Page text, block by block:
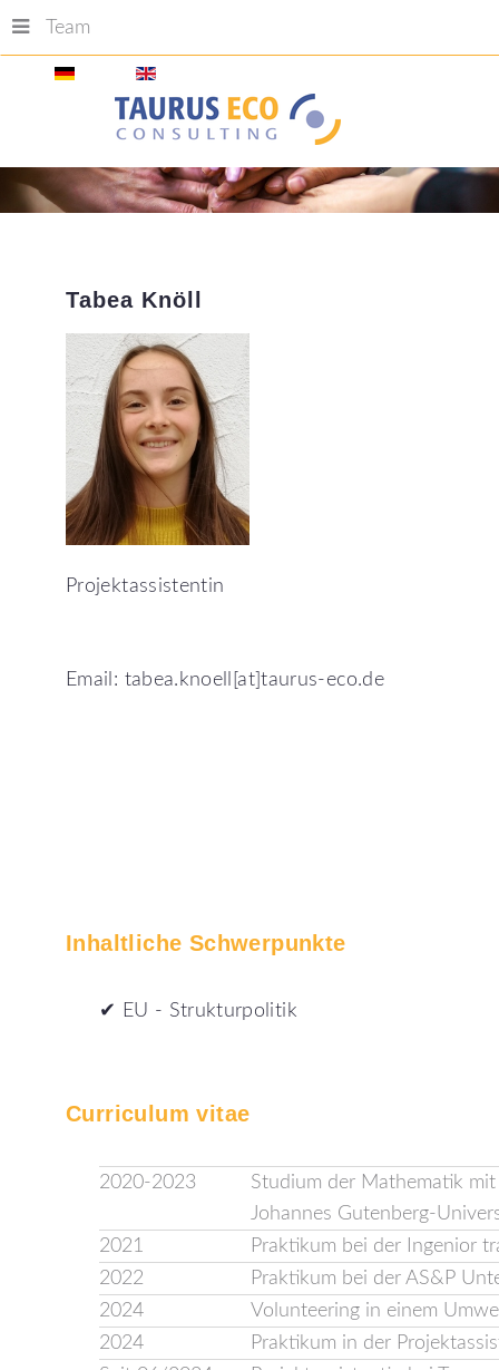
Team
Tabea Knöll
Projektassistentin
Email: tabea.knoell[at]taurus-eco.de
Inhaltliche Schwerpunkte
✔ EU - Strukturpolitik
Curriculum vitae
2020-2023
Studium der Mathematik
Johannes Gutenberg-
2021
Praktikum bei der Ingenior
2022
Praktikum bei der AS&P
2024
Volunteering in einem
2024
Praktikum in der